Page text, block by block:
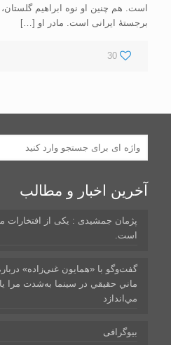
است. هم چنین او نوه ابراهیم
برجستهٔ ایرانی است. مادر او […]
30
آخرین اخبار و مطالب
پژمان جمشیدی : یکی از افتخارات
است.
گفت‌وگو با «همايون غني‌زاده»
ماني حقيقي در سينما به‌شدت مرا ياد
مي‌اندازد
بیوگرافی